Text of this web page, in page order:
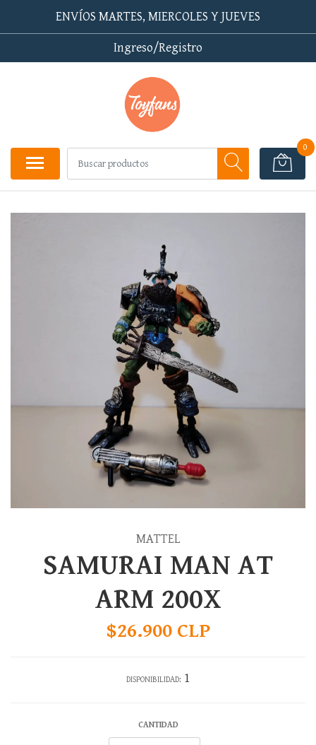
ENVÍOS MARTES, MIERCOLES Y JUEVES
Ingreso/Registro
0
MATTEL
SAMURAI MAN AT
ARM 200X
$26.900 CLP
DISPONIBILIDAD: 1
CANTIDAD